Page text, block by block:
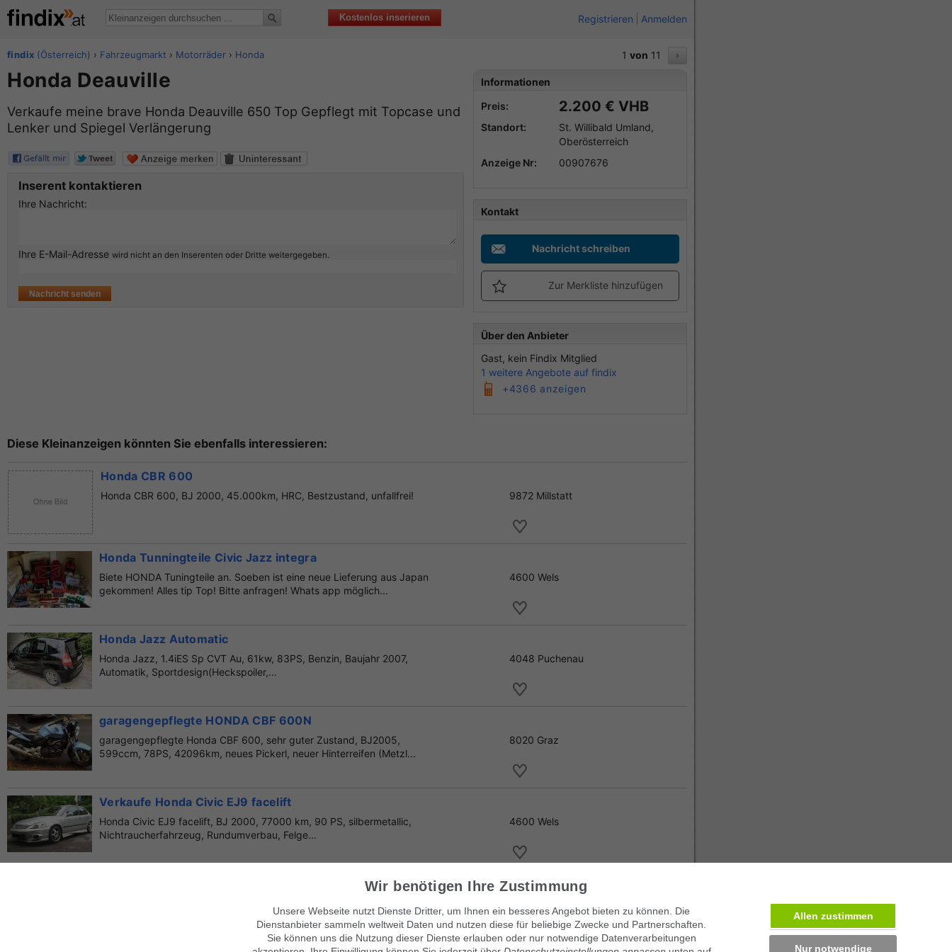
Kostenlos inserieren Registrieren Anmelden
findix (Österreich) › Fahrzeugmarkt › Motorräder › Honda 1 von 11 ›
Honda Deauville
Verkaufe meine brave Honda Deauville 650 Top Gepflegt mit Topcase und
Lenker und Spiegel Verlängerung
Inserent kontaktieren
Ihre Nachricht:
Ihre E-Mail-Adresse wird nicht an den Inserenten oder Dritte weitergegeben.
Informationen
Preis:
2.200 € VHB
Standort:
St. Willibald Umland,
Oberösterreich
Anzeige Nr:
00907676
Kontakt
Nachricht schreiben
Zur Merkliste hinzufügen
Über den Anbieter
Gast, kein Findix Mitglied
1 weitere Angebote auf findix
+4366 anzeigen
Diese Kleinanzeigen könnten Sie ebenfalls interessieren:
Honda CBR 600
Honda CBR 600, BJ 2000, 45.000km, HRC, Bestzustand, unfallfrei! 9872 Millstatt
Honda Tunningteile Civic Jazz integra
Biete HONDA Tuningteile an. Soeben ist eine neue Lieferung aus Japan
gekommen! Alles tip Top! Bitte anfragen! Whats app möglich...
4600 Wels
Honda Jazz Automatic
Honda Jazz, 1.4iES Sp CVT Au, 61kw, 83PS, Benzin, Baujahr 2007,
Automatik, Sportdesign(Heckspoiler,...
4048 Puchenau
garagengepflegte HONDA CBF 600N
garagengepflegte Honda CBF 600, sehr guter Zustand, BJ2005,
599ccm, 78PS, 42096km, neues Pickerl, neuer Hinterreifen (Metzl...
8020 Graz
Verkaufe Honda Civic EJ9 facelift
Honda Civic EJ9 facelift, BJ 2000, 77000 km, 90 PS, silbermetallic,
Nichtraucherfahrzeug, Rundumverbau, Felge...
4600 Wels
Verkaufe Honda Civic | Erstbesitz & Garagenauto
Verkauft wird das Auto da es nur in der Garage steht. - 1 Be...
Wir benötigen Ihre Zustimmung
Unsere Webseite nutzt Dienste Dritter, um Ihnen ein besseres Angebot bieten zu können. Die
Dienstanbieter sammeln weltweit Daten und nutzen diese für beliebige Zwecke und Partnerschaften.
Sie können uns die Nutzung dieser Dienste erlauben oder nur notwendige Datenverarbeitungen
Allen zustimmen
Nur notwendige